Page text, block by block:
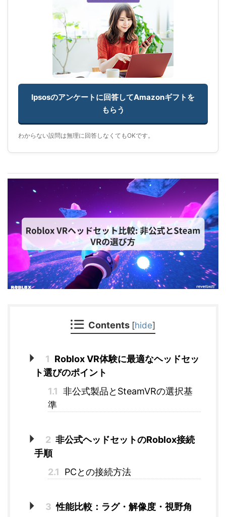
Ipsosのアンケートに回答してAmazonギフトを
もらう
わからない設問は無理に回答しなくてもOKです。
Contents [hide]
1 Roblox VR体験に最適なヘッドセッ
ト選びのポイント
1.1 非公式製品とSteamVRの選択基
準
2 非公式ヘッドセットのRoblox接続
手順
2.1
PCとの接続方法
3 性能比較：ラグ・解像度・視野角